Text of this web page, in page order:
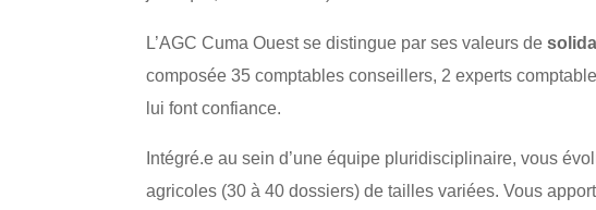
L’AGC Cuma Ouest se distingue par ses valeurs de
composée 35 comptables conseillers, 2 experts
lui font confiance.
Intégré.e au sein d’une équipe pluridisciplinaire, vous
agricoles (30 à 40 dossiers) de tailles variées. Vous